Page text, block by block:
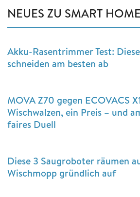
NEUES ZU SMART HOME
Akku-Rasentrimmer Test:
schneiden am besten ab
MOVA Z70 gegen ECOVACS
Wischwalzen, ein Preis – und
faires Duell
Diese 3 Saugroboter räumen
Wischmopp gründlich auf